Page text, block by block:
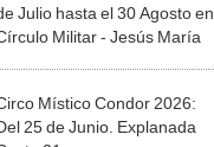
Julio hasta el 30 Agosto en
Militar - Jesús María
Místico Condor 2026:
25 de Junio. Explanada